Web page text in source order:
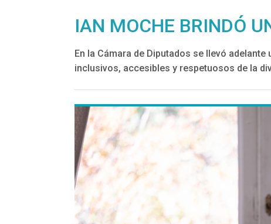
IAN MOCHE BRINDÓ
En la Cámara de Diputados se llevó
inclusivos, accesibles y respetuosos de la